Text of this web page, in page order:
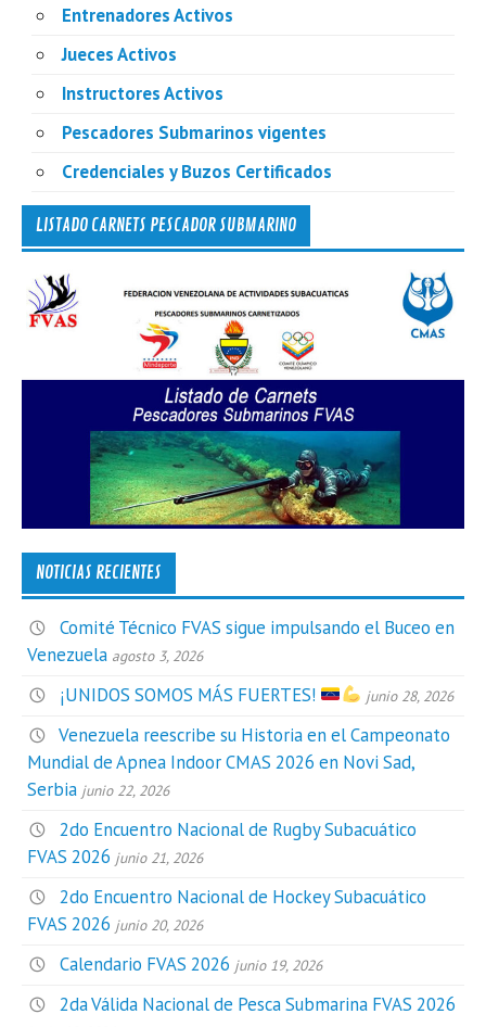
Entrenadores Activos
Jueces Activos
Instructores Activos
Pescadores Submarinos vigentes
Credenciales y Buzos Certificados
LISTADO CARNETS PESCADOR SUBMARINO
NOTICIAS RECIENTES
Comité Técnico FVAS sigue impulsando el Buceo en
Venezuela agosto 3, 2026
¡UNIDOS SOMOS MÁS FUERTES! junio 28, 2026
Venezuela reescribe su Historia en el Campeonato
Mundial de Apnea Indoor CMAS 2026 en Novi Sad,
Serbia junio 22, 2026
2do Encuentro Nacional de Rugby Subacuático
FVAS 2026 junio 21, 2026
2do Encuentro Nacional de Hockey Subacuático
FVAS 2026 junio 20, 2026
Calendario FVAS 2026 junio 19, 2026
2da Válida Nacional de Pesca Submarina FVAS 2026